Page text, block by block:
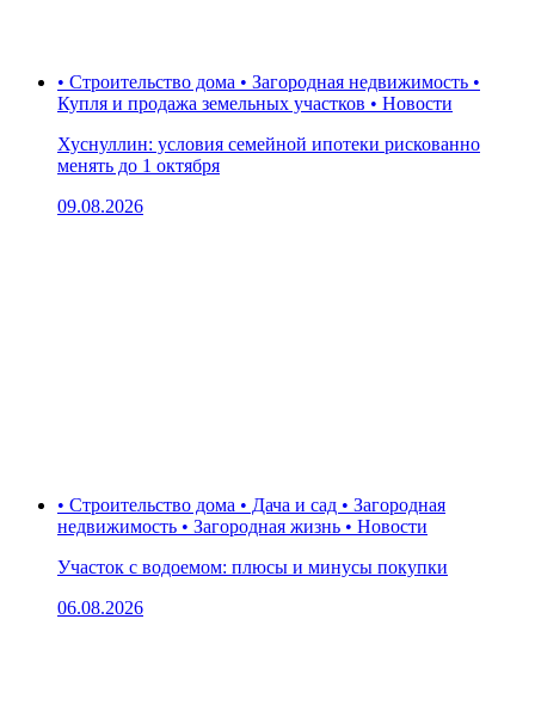
• Строительство дома • Загородная недвижимость •
Купля и продажа земельных участков • Новости
Хуснуллин: условия семейной ипотеки рискованно
менять до 1 октября
09.08.2026
• Строительство дома • Дача и сад • Загородная
недвижимость • Загородная жизнь • Новости
Участок с водоемом: плюсы и минусы покупки
06.08.2026